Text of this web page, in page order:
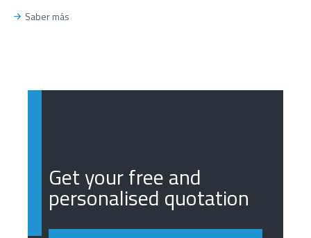
Saber más
Get your free and
personalised quotation